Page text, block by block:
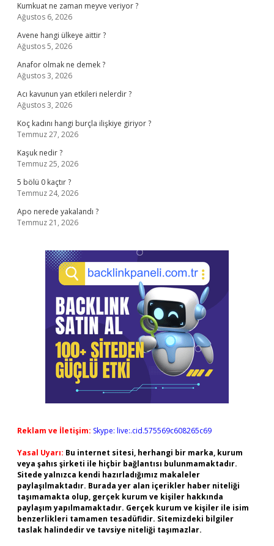
Kumkuat ne zaman meyve veriyor ?
Ağustos 6, 2026
Avene hangi ülkeye aittir ?
Ağustos 5, 2026
Anafor olmak ne demek ?
Ağustos 3, 2026
Acı kavunun yan etkileri nelerdir ?
Ağustos 3, 2026
Koç kadını hangi burçla ilişkiye giriyor ?
Temmuz 27, 2026
Kaşuk nedir ?
Temmuz 25, 2026
5 bölü 0 kaçtır ?
Temmuz 24, 2026
Apo nerede yakalandı ?
Temmuz 21, 2026
Reklam ve İletişim: Skype: live:.cid.575569c608265c69
Yasal Uyarı: Bu internet sitesi, herhangi bir marka, kurum
veya şahıs şirketi ile hiçbir bağlantısı bulunmamaktadır.
Sitede yalnızca kendi hazırladığımız makaleler
paylaşılmaktadır. Burada yer alan içerikler haber niteliği
taşımamakta olup, gerçek kurum ve kişiler hakkında
paylaşım yapılmamaktadır. Gerçek kurum ve kişiler ile isim
benzerlikleri tamamen tesadüfidir. Sitemizdeki bilgiler
taslak halindedir ve tavsiye niteliği taşımazlar.